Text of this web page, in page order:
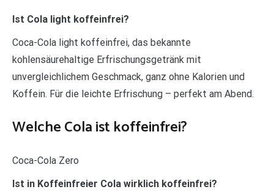
Ist Cola light koffeinfrei?
Coca-Cola light koffeinfrei, das bekannte
kohlensäurehaltige Erfrischungsgetränk mit
unvergleichlichem Geschmack, ganz ohne Kalorien und
Koffein. Für die leichte Erfrischung – perfekt am Abend.
Welche Cola ist koffeinfrei?
Coca-Cola Zero
Ist in Koffeinfreier Cola wirklich koffeinfrei?